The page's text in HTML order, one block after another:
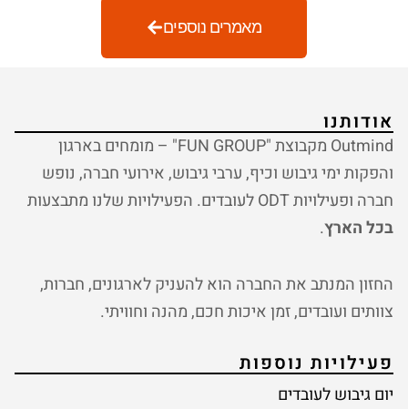
מאמרים נוספים
אודותנו
Outmind מקבוצת "FUN GROUP" – מומחים בארגון
והפקות ימי גיבוש וכיף, ערבי גיבוש, אירועי חברה, נופש
חברה ופעילויות ODT לעובדים. הפעילויות שלנו מתבצעות
בכל הארץ.
החזון המנתב את החברה הוא להעניק לארגונים, חברות,
צוותים ועובדים, זמן איכות חכם, מהנה וחוויתי.
פעילויות נוספות
יום גיבוש לעובדים